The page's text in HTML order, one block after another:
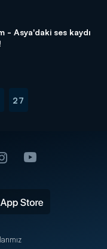
- Asya'daki ses kaydı
27